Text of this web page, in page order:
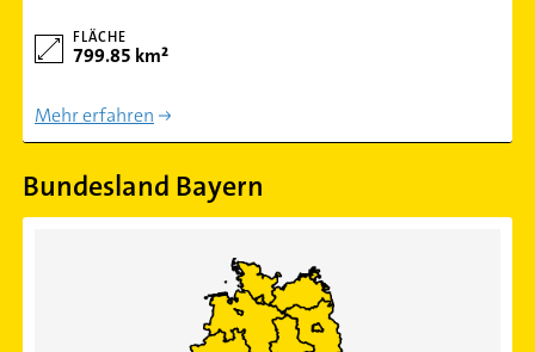
FLÄCHE
799.85 km²
Mehr erfahren
Bundesland Bayern